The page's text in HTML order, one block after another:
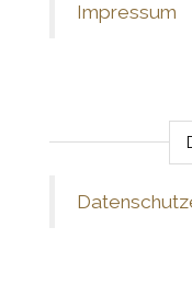
Impressum